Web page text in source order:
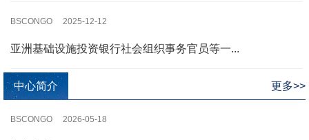
BSCONGO 2025-12-12
亚洲基础设施投资银行社会组织事务官员等一...
中心简介 更多>>
BSCONGO 2026-05-18